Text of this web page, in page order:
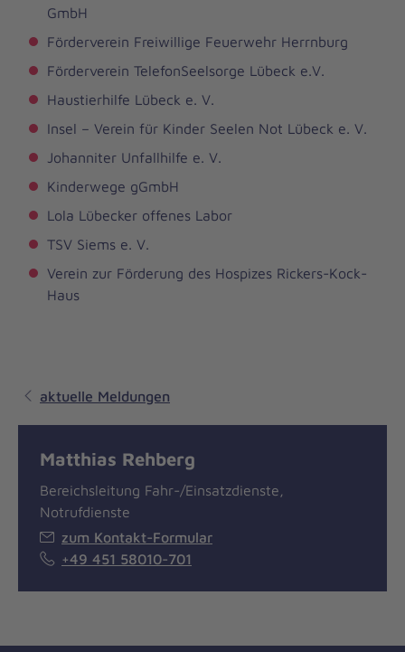
GmbH
Förderverein Freiwillige Feuerwehr Herrnburg
Förderverein TelefonSeelsorge Lübeck e.V.
Haustierhilfe Lübeck e. V.
Insel – Verein für Kinder Seelen Not Lübeck e. V.
Johanniter Unfallhilfe e. V.
Kinderwege gGmbH
Lola Lübecker offenes Labor
TSV Siems e. V.
Verein zur Förderung des Hospizes Rickers-Kock-
Haus
aktuelle Meldungen
Matthias Rehberg
Bereichsleitung Fahr-/Einsatzdienste,
Notrufdienste
zum Kontakt-Formular
+49 451 58010-701